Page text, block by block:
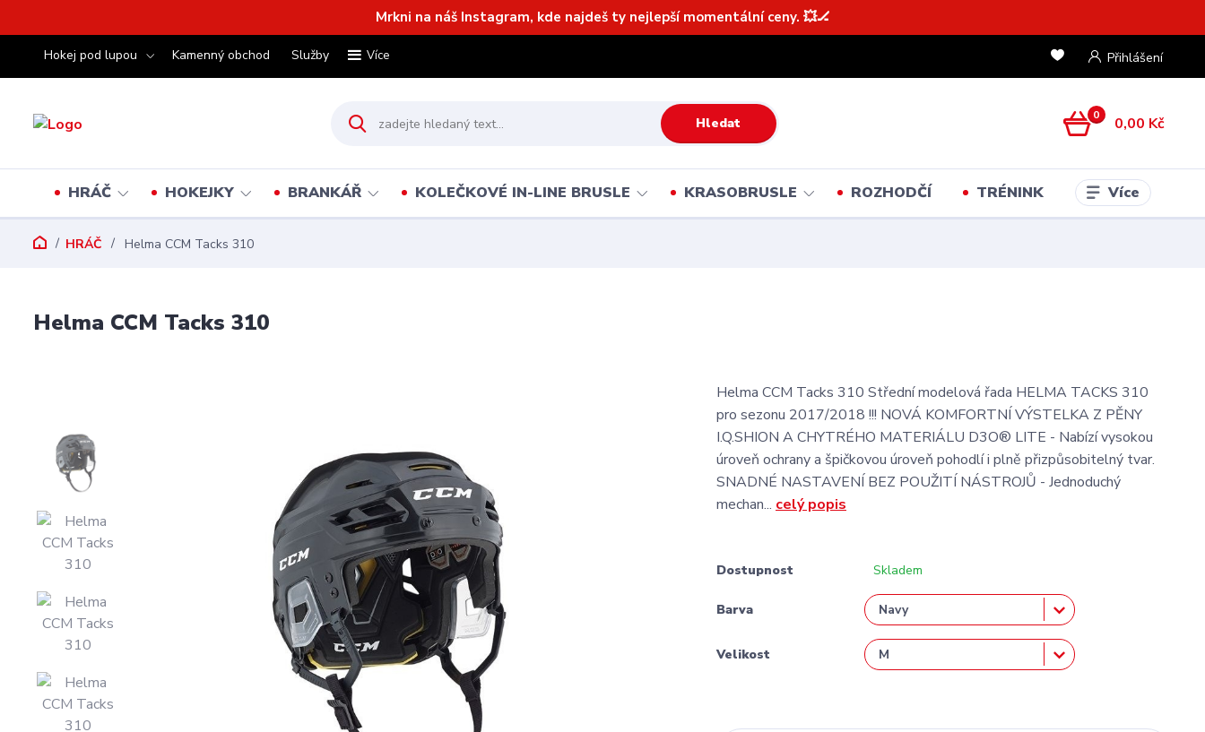
Mrkni na náš Instagram, kde najdeš ty nejlepší momentální ceny. 💥🏒
Hokej pod lupou Kamenný obchod Služby Více Přihlášení
Hledat 0 0,00 Kč
HRÁČ HOKEJKY BRANKÁŘ KOLEČKOVÉ IN-LINE BRUSLE KRASOBRUSLE ROZHODČÍ TRÉNINK Více
HRÁČ Helma CCM Tacks 310
Helma CCM Tacks 310
Helma CCM Tacks 310 Střední modelová řada HELMA TACKS 310
pro sezonu 2017/2018 !!! NOVÁ KOMFORTNÍ VÝSTELKA Z PĚNY
I.Q.SHION A CHYTRÉHO MATERIÁLU D3O® LITE - Nabízí vysokou
úroveň ochrany a špičkovou úroveň pohodlí i plně přizpůsobitelný tvar.
SNADNÉ NASTAVENÍ BEZ POUŽITÍ NÁSTROJŮ - Jednoduchý
mechan... celý popis
Dostupnost Skladem
Barva
Velikost